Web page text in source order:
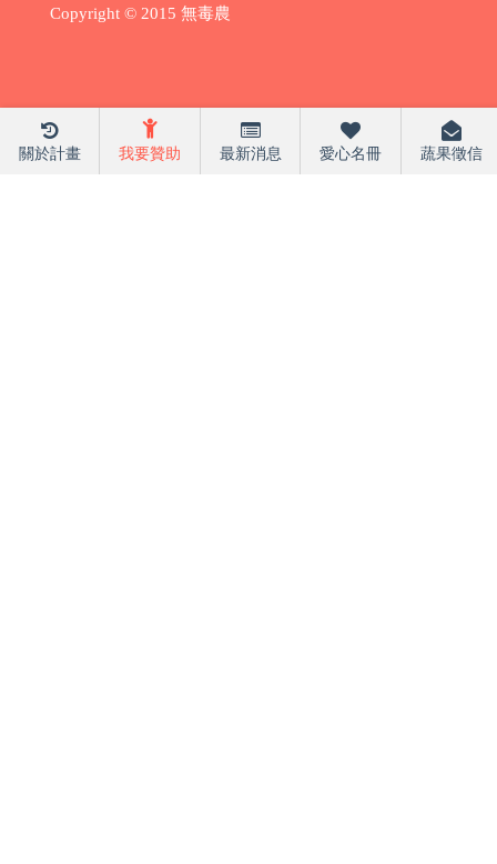
關於計畫 我要贊助 最新消息 愛心名冊 蔬果徵信
Copyright © 2015 無毒農